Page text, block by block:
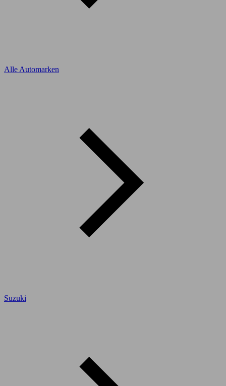
Alle Automarken
Suzuki